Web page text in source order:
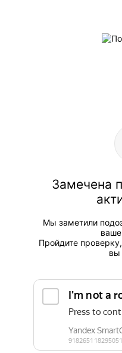
Замечена
Мы заметили
Пройдите
вы